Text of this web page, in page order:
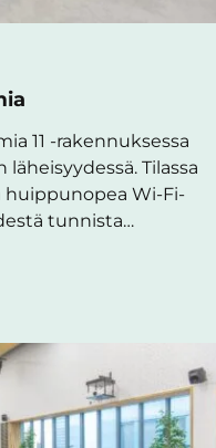
11 -rakennuksessa
Tilassa
huippunopea Wi-Fi-
tunnista…